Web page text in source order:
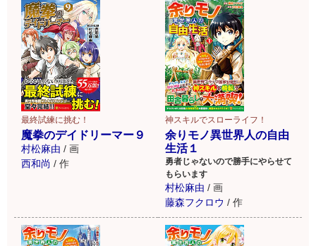
最終試練に挑む！
魔拳のデイドリーマー９
村松麻由 / 画
西和尚 / 作
神スキルでスローライフ！
余りモノ異世界人の自由
生活１
勇者じゃないので勝手にやらせて
もらいます
村松麻由 / 画
藤森フクロウ / 作